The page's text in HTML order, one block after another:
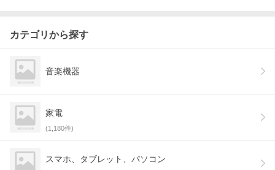
カテゴリから探す
音楽機器
家電
(1,180件)
スマホ、タブレット、パソコン